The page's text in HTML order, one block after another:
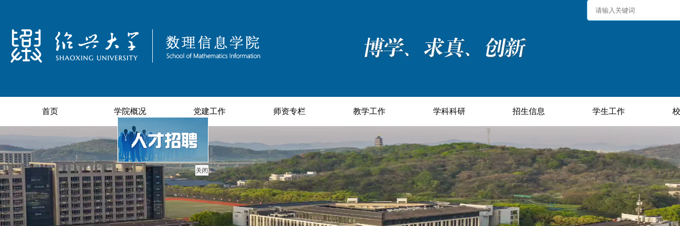
关闭
首页 学院概况 党建工作 师资专栏 教学工作 学科科研 招生信息 学生工作